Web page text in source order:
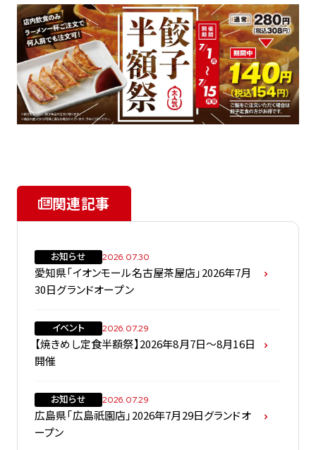
関連記事
お知らせ 2026.07.30
愛知県「イオンモール名古屋茶屋店」2026年7月
30日グランドオープン
イベント 2026.07.29
【焼きめし定食半額祭】2026年8月7日～8月16日
開催
お知らせ 2026.07.29
広島県「広島祇園店」2026年7月29日グランドオ
ープン